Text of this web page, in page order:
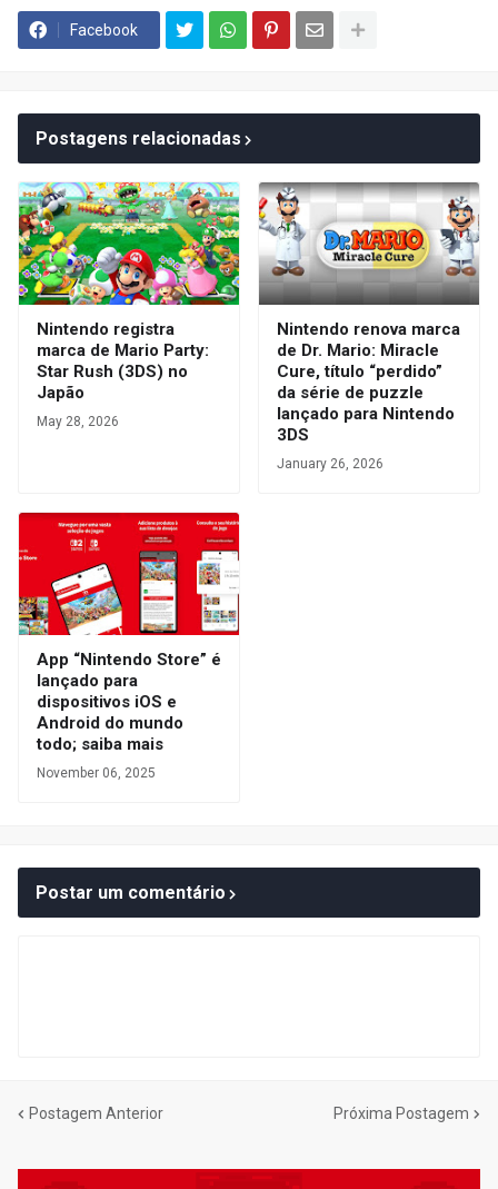
Facebook
Postagens relacionadas
Nintendo registra
marca de Mario Party:
Star Rush (3DS) no
Japão
May 28, 2026
Nintendo renova marca
de Dr. Mario: Miracle
Cure, título “perdido”
da série de puzzle
lançado para Nintendo
3DS
January 26, 2026
App “Nintendo Store” é
lançado para
dispositivos iOS e
Android do mundo
todo; saiba mais
November 06, 2025
Postar um comentário
Postagem Anterior Próxima Postagem